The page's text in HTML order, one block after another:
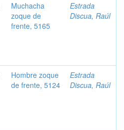
Muchacha
zoque de
frente, 5165
Estrada
Discua, Raúl
Hombre zoque
de frente, 5124
Estrada
Discua, Raúl